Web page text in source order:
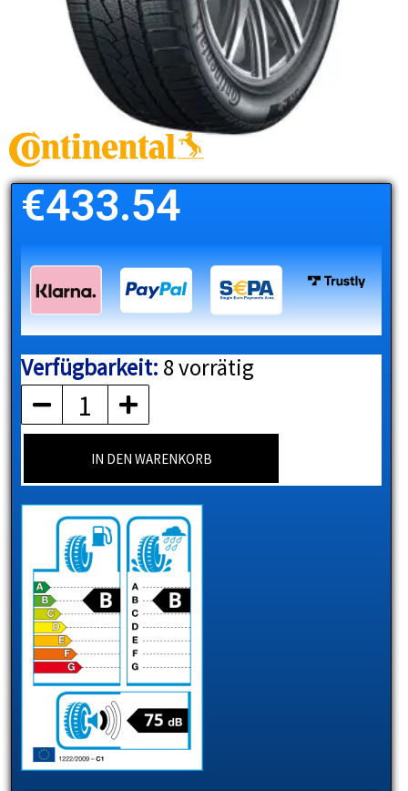
€433.54
Verfügbarkeit: 8 vorrätig
CONTINENTAL
Menge
IN DEN WARENKORB